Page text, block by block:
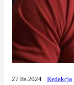
27 lis 2024 Redakcja